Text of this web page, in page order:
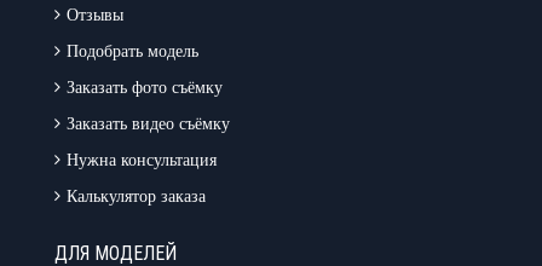
Отзывы
Подобрать модель
Заказать фото съёмку
Заказать видео съёмку
Нужна консультация
Калькулятор заказа
ДЛЯ МОДЕЛЕЙ